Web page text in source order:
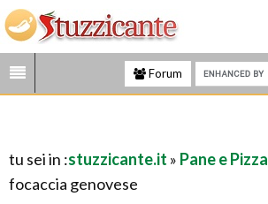
Forum
tu sei in :stuzzicante.it » Pane e Pizza
focaccia genovese